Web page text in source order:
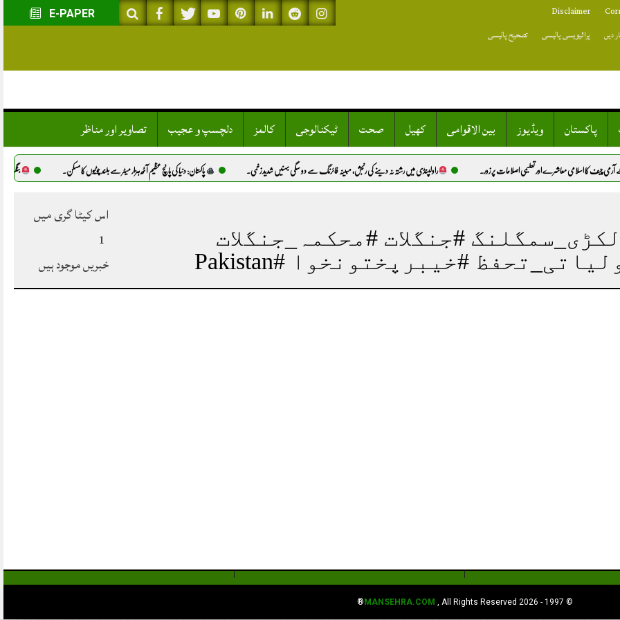
E-PAPER
Disclaimer
دیں پرائیویسی پالیسی
تصحیح پالیسی
پاکستان ویڈیوز بین الاقوامی کھیل صحت ٹیکنالوجی کالمز دلچسپ و عجیب تصاویر اور مناظر
کا اسلامی معاشرے اور تعلیمی اصلاحات پر زور. راولپنڈی میں رشتہ نہ دینے کی رنجش، مبینہ فائرنگ سے دو سگی بہنیں شدید زخمی. پاکستان: دنیا کی پانچ عظیم آٹھ ہزار میٹر سے بلند چوٹیوں کا مسکن. بٹگرام میں
#جنگلات #محکمہ_جنگلات
#ہزارہ_موٹروے #ماحولیاتی_تحفظ #خیبرپختونخوا #Pakistan
اس کیٹا گری میں
1
خبریں موجود ہیں
© 1997 - 2026
MANSEHRA.COM , All Rights Reserved®